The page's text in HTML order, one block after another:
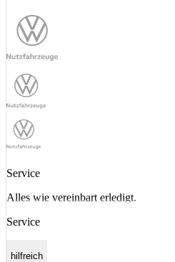
Service
Alles wie vereinbart erledigt.
Service
hilfreich